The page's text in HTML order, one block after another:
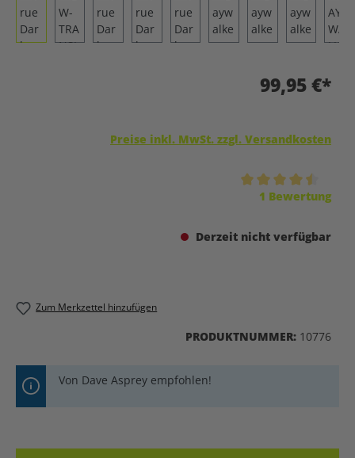
99,95 €*
Preise inkl. MwSt. zzgl. Versandkosten
Durchschnittliche Bewertung von 4.5 von 5 Sternen
1 Bewertung
Derzeit nicht verfügbar
Zum Merkzettel hinzufügen
PRODUKTNUMMER: 10776
Von Dave Asprey empfohlen!